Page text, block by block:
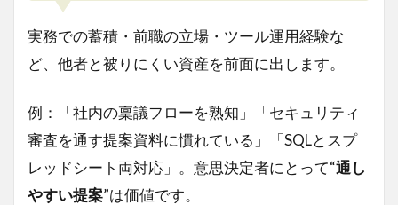
実務での蓄積・前職の立場・ツール運用経験な
ど、他者と被りにくい資産を前面に出します。
例：「社内の稟議フローを熟知」「セキュリティ
審査を通す提案資料に慣れている」「SQLとスプ
レッドシート両対応」。意思決定者にとって“通し
やすい提案”は価値です。